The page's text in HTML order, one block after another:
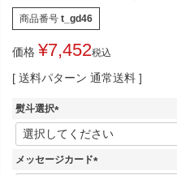
商品番号 t_gd46
価格 ¥7,452税込
送料パターン 通常送料
熨斗選択
(
必
須
メッセージカード